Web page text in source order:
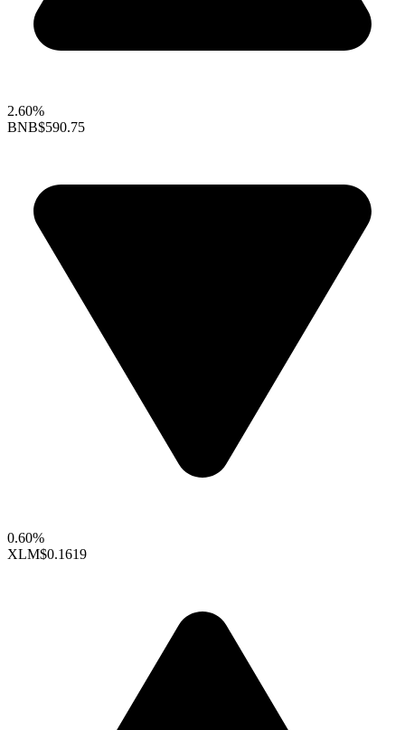
2.60%
BNB$590.75
0.60%
XLM$0.1619